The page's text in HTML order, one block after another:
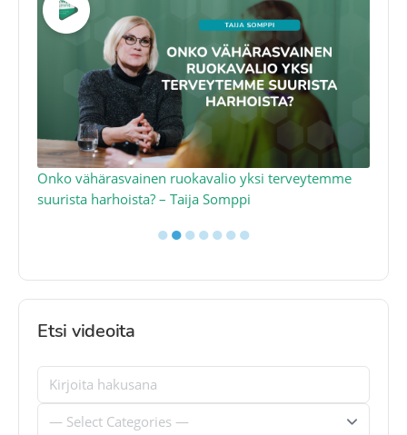
Onko vähärasvainen ruokavalio yksi terveytemme
suurista harhoista? – Taija Somppi
●●●●●●●
Etsi videoita